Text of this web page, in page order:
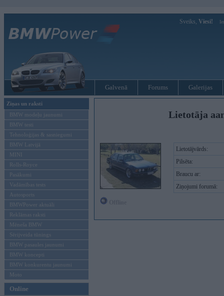
Sveiks, Viesi!
Galvenā Forums Galerijas
Ziņas un raksti
BMW modeļu jaunumi
BMW testi
Tehnoloģijas & sasniegumi
BMW Latvijā
MINI
Rolls-Royce
Pasākumi
Vadāmības tests
Autosports
BMWPower aktuāli
Reklāmas raksti
Mēneša BMW
Sērijveida tūnings
BMW pasaules jaunumi
BMW koncepti
BMW konkurentu jaunumi
Moto
Online
Lietotāja
Lietotājvārds:
Pilsēta:
Braucu ar:
Ziņojumi forumā: